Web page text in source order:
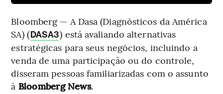
Bloomberg — A Dasa (Diagnósticos da América
SA) (DASA3) está avaliando alternativas
estratégicas para seus negócios, incluindo a
venda de uma participação ou do controle,
disseram pessoas familiarizadas com o assunto
à Bloomberg News.